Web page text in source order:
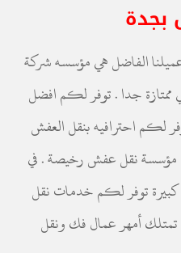
الفاضل هي مؤسسه شركة
ممتازة جدا . توفر لكم افضل
لكم احترافيه بنقل العفش
نقل عفش رخيصة . في
توفر لكم خدمات نقل
تمتلك أمهر عمال فك ونقل